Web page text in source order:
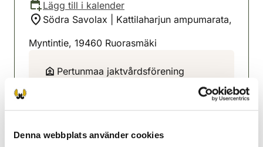
Denna webbplats använder cookies
Lägg till i kalender
Södra Savolax | Kattilaharjun ampumarata,
Myntintie, 19460 Ruorasmäki
Pertunmaa jaktvårdsförening
pertunmaa@rhy.riista.fi